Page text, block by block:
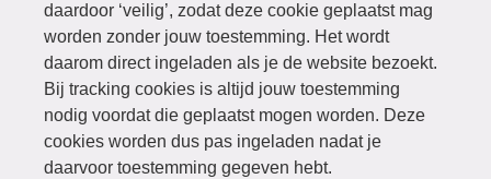
daardoor ‘veilig’, zodat deze cookie geplaatst mag
worden zonder jouw toestemming. Het wordt
daarom direct ingeladen als je de website bezoekt.
Bij tracking cookies is altijd jouw toestemming
nodig voordat die geplaatst mogen worden. Deze
cookies worden dus pas ingeladen nadat je
daarvoor toestemming gegeven hebt.